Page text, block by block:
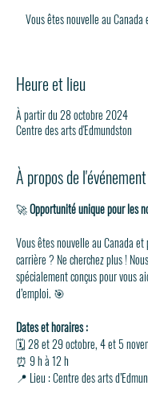
Vous êtes nouvelle au
Heure et lieu
À partir du 28 octobre 2024
Centre des arts d'Edmundston
À propos de l'événement
🚀 Opportunité unique pour les
Vous êtes nouvelle au Canada
carrière ? Ne cherchez plus !
spécialement conçus pour vous
d’emploi. 🎯
Dates et horaires :
🗓️ 28 et 29 octobre, 4 et 5
⏰ 9 h à 12 h
📍 Lieu : Centre des arts